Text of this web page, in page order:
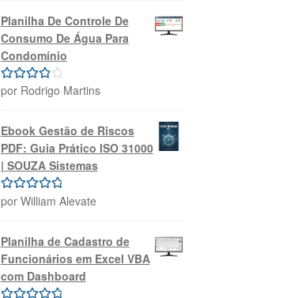
Planilha De Controle De
Consumo De Água Para
Condomínio
Avaliação
por Rodrigo Martins
Ebook Gestão de Riscos
PDF: Guia Prático ISO 31000
| SOUZA Sistemas
Avaliação5
por William Alevate
Planilha de Cadastro de
Funcionários em Excel VBA
com Dashboard